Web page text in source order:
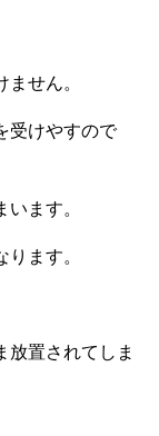
せん。
受けやすので
ます。
ます。
放置されてしま